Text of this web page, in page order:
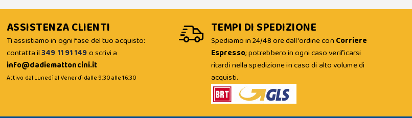
ASSISTENZA CLIENTI
Ti assistiamo in ogni fase del tuo acquisto:
contatta il349 11 91 149o scrivi a
info@dadiemattoncini.it
Attivo dal Lunedì al Venerdì dalle 9:30 alle 16:30
TEMPI DI SPEDIZIONE
Spediamo in 24/48 ore dall'ordine con Corriere
Espresso; potrebbero in ogni caso verificarsi
ritardi nella spedizione in caso di alto volume di
acquisti.